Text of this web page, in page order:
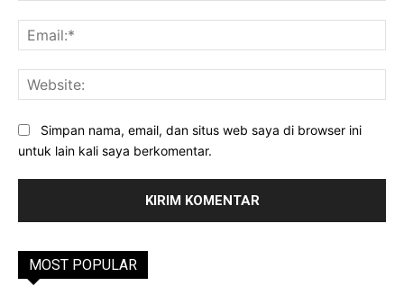
Simpan nama, email, dan situs web saya di browser ini
untuk lain kali saya berkomentar.
MOST POPULAR